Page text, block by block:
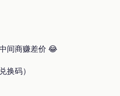
间商赚差价 😂
换码）